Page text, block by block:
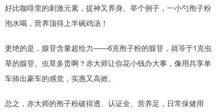
好比咖啡里的刺激元素，提神又养身。举个例子，一小勺孢子粉
泡水喝，营养顶得上半碗鸡汤！
更绝的是，腺苷含量超给力——6克孢子粉的腺苷，就等于1克虫
草的腺苷。虫草多贵啊？赤大师让你花小钱办大事，像用共享单
车骑出豪车的感觉，实惠又高效。
总之，赤大师的孢子粉破得透、认证全、营养足，日常保健用